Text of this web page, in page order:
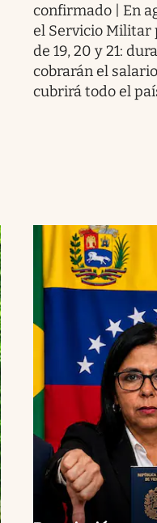
confirmado | En
el Servicio Militar
de 19, 20 y 21:
cobrarán el
cubrirá todo el